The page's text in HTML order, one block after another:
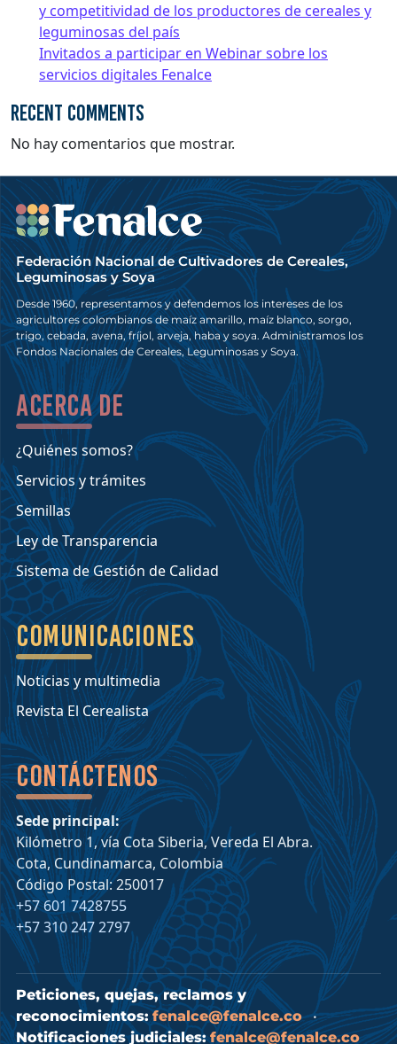
y competitividad de los productores de cereales y
leguminosas del país
Invitados a participar en Webinar sobre los
servicios digitales Fenalce
Recent Comments
No hay comentarios que mostrar.
Federación Nacional de Cultivadores de Cereales,
Leguminosas y Soya
Desde 1960, representamos y defendemos los intereses de los
agricultores colombianos de maíz amarillo, maíz blanco, sorgo,
trigo, cebada, avena, fríjol, arveja, haba y soya. Administramos los
Fondos Nacionales de Cereales, Leguminosas y Soya.
Acerca de
¿Quiénes somos?
Servicios y trámites
Semillas
Ley de Transparencia
Sistema de Gestión de Calidad
Comunicaciones
Noticias y multimedia
Revista El Cerealista
Contáctenos
Sede principal:
Kilómetro 1, vía Cota Siberia, Vereda El Abra.
Cota, Cundinamarca, Colombia
Código Postal: 250017
+57 601 7428755
+57 310 247 2797
Peticiones, quejas, reclamos y
reconocimientos: fenalce@fenalce.co•
Notificaciones judiciales: fenalce@fenalce.co